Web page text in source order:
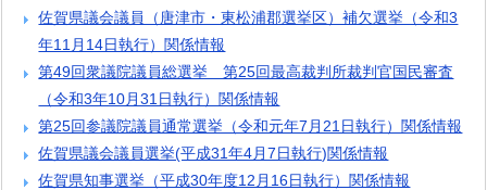
佐賀県議会議員（唐津市・東松浦郡選挙区）補欠選挙（令和3
年11月14日執行）関係情報
第49回衆議院議員総選挙 第25回最高裁判所裁判官国民審査
（令和3年10月31日執行）関係情報
第25回参議院議員通常選挙（令和元年7月21日執行）関係情報
佐賀県議会議員選挙(平成31年4月7日執行)関係情報
佐賀県知事選挙（平成30年度12月16日執行）関係情報